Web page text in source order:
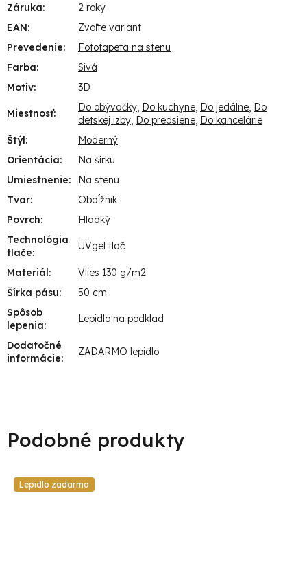
Záruka:
2 roky
EAN:
Zvoľte variant
Prevedenie:
Fototapeta na stenu
Farba:
Sivá
Motív: 3D
Miestnosť: Do obývačky, Do kuchyne, Do jedálne, Do
detskej izby, Do predsiene, Do kancelárie
Štýl:
Moderný
Orientácia:
Na šírku
Umiestnenie:
Na stenu
Tvar:
Obdĺžnik
Povrch:
Hladký
Technológia
tlače:
UVgel tlač
Materiál:
Vlies 130 g/m2
Šírka pásu:
50 cm
Spôsob
lepenia:
Lepidlo na podklad
Dodatočné
informácie:
ZADARMO lepidlo
Lepidlo zadarmo